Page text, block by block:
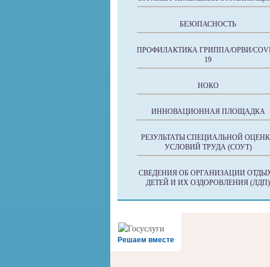
БЕЗОПАСНОСТЬ
ПРОФИЛАКТИКА ГРИППА/ОРВИ/
19
НОКО
ИННОВАЦИОННАЯ ПЛОЩАДКА
РЕЗУЛЬТАТЫ СПЕЦИАЛЬНОЙ
УСЛОВИЙ ТРУДА (СОУТ)
СВЕДЕНИЯ ОБ ОРГАНИЗАЦИИ
ДЕТЕЙ И ИХ ОЗДОРОВЛЕНИЯ (ЛДП)
Решаем вместе